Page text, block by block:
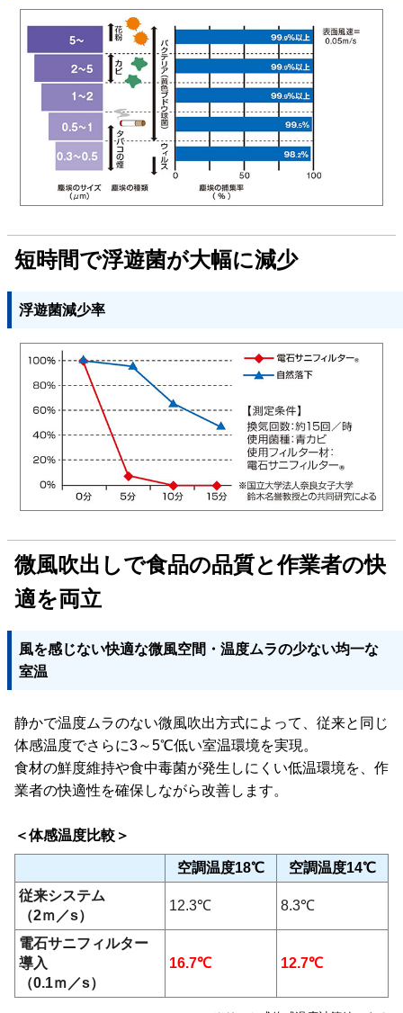
短時間で浮遊菌が大幅に減少
浮遊菌減少率
微風吹出しで食品の品質と作業者の快
適を両立
風を感じない快適な微風空間・ 温度ムラの少ない均一な
室温
静かで温度ムラのない微風吹出方式によって、従来と同じ
体感温度でさらに3～5℃低い室温環境を実現。
食材の鮮度維持や食中毒菌が発生しにくい低温環境を、作
業者の快適性を確保しながら改善します。
＜体感温度比較＞
空調温度18℃
空調温度14℃
従来システム
（2ｍ／s）
12.3℃ 8.3℃
電石サニフィルター
導入
（0.1ｍ／s）
16.7℃ 12.7℃